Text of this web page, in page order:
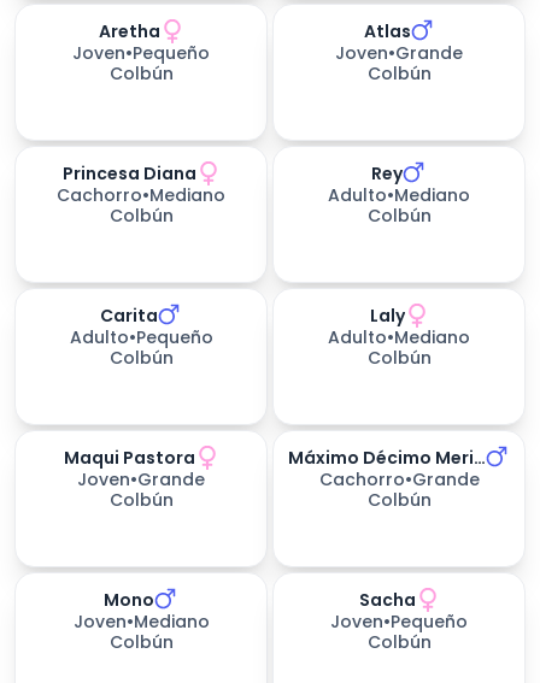
Aretha
Joven•Pequeño
Colbún
Atlas
Joven•Grande
Colbún
Princesa Diana
Cachorro•Mediano
Colbún
días esperando
Rey
Adulto•Mediano
Colbún
días esperando
Carita
Adulto•Pequeño
Colbún
días esperando
Laly
Adulto•Mediano
Colbún
días esperando
Maqui Pastora
Joven•Grande
Colbún
412días esperando Máximo Décimo Meridio (max)
Cachorro•Grande
Colbún
días esperando
Mono
Joven•Mediano
Colbún
días esperando
Sacha
Joven•Pequeño
Colbún